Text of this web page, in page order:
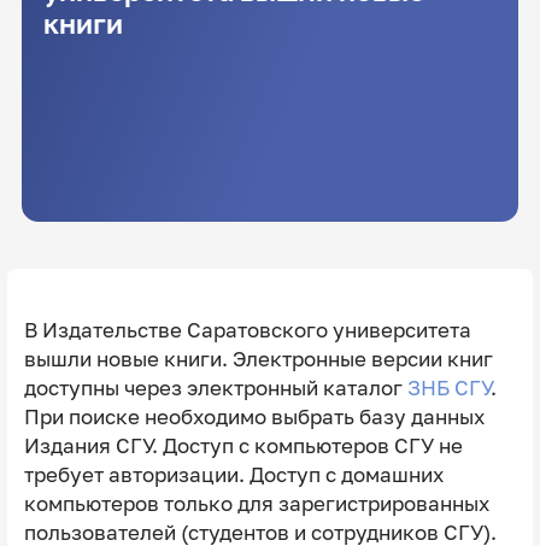
книги
В Издательстве Саратовского университета
вышли новые книги. Электронные версии книг
доступны через электронный каталог ЗНБ СГУ.
При поиске необходимо выбрать базу данных
Издания СГУ. Доступ с компьютеров СГУ не
требует авторизации. Доступ с домашних
компьютеров только для зарегистрированных
пользователей (студентов и сотрудников СГУ).